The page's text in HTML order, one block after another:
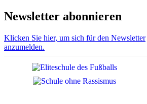
Newsletter abonnieren
Klicken Sie hier, um sich für den Newsletter
anzumelden.